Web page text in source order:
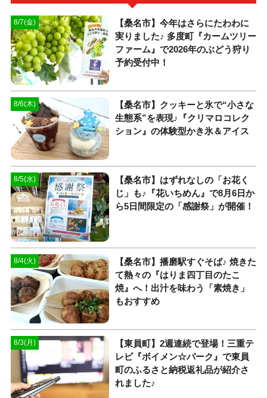
8/7(金)
【桑名市】今年はさらにたわわに
実りました♪ 多度町『カームツリー
ファーム』で2026年のぶどう狩り
予約受付中！
8/6(木)
【桑名市】クッキーと氷で“小さな
生態系”を表現♪『クリマロコレク
ション』の体験型かき氷＆アイス
8/5(水)
【桑名市】はずれなしの「お花く
じ」も♪『花いちめん』で8月6日か
ら5日間限定の「感謝祭」が開催！
8/4(火)
【桑名市】播磨駅すぐそば♪ 焼きた
て熱々の『はりま四丁目のたこ
焼』へ！出汁を味わう「素焼き」
もおすすめ
8/3(月)
【東員町】2週連続で登場！三重テ
レビ『ボイメン☆パーク』で東員
町のふるさと納税返礼品が紹介さ
れました♪